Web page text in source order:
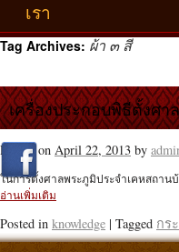
เรา
Tag Archives: ผ้า ๓ สี
เครื่องประกอบพิธีตั้งศาล
Posted on April 22, 2013 by
ในการตั้งศาลพระภูมิประจำเคหสถาน
อ่านเพิ่มเติม
Posted in knowledge | Tagged กร